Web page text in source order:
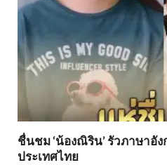
ชื่นชม ‘น้องณิริน’ รัวภาษาอัง
ประเทศไทย